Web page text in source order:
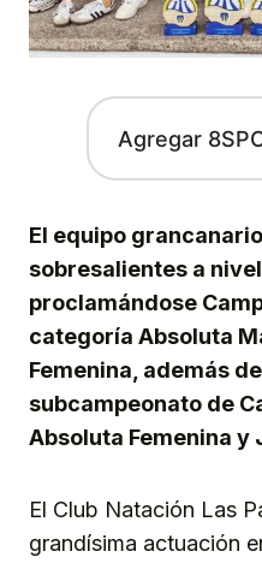
Agregar
El equipo
sobresalientes a
proclamándose
categoría Absoluta
Femenina, además
subcampeonato de
Absoluta Femenina y
El Club Natación Las
grandísima actuación